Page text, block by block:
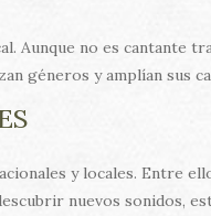
Aunque no es cantante
géneros y amplían sus
y locales. Entre
nuevos sonidos,